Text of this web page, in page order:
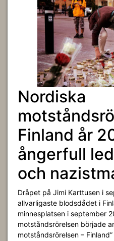
Nordiska
Finland år
ångerfull
och
Dråpet på Jimi Karttusen i
allvarligaste blodsdådet i
minnesplatsen i september
motståndsrörelsen började
motståndsrörelsen –